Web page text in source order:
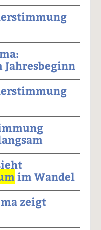
Jahresbeginn
im Wandel
zeigt